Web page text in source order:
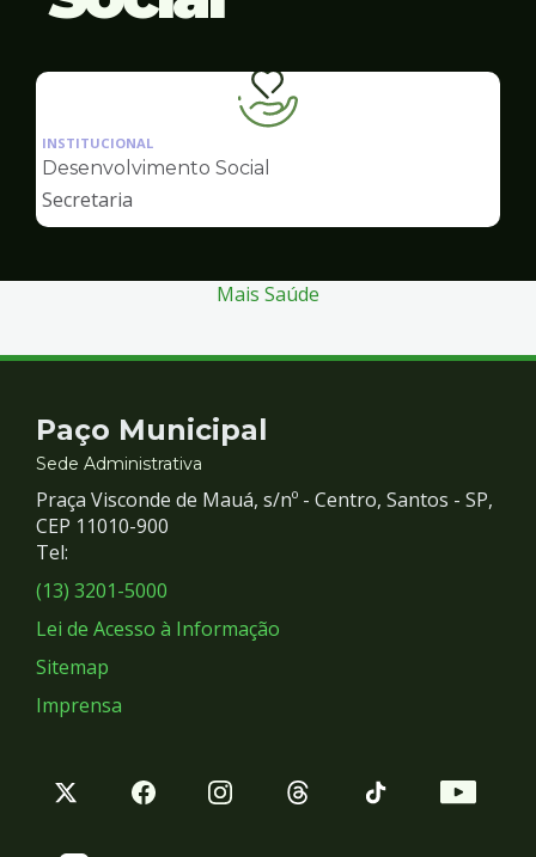
Ilustração
da
pagina
INSTITUCIONAL
Desenvolvimento Social
Secretaria
Mais Saúde
Contato
e
Redes
Sociais
Paço Municipal
Sede Administrativa
Praça Visconde de Mauá, s/nº - Centro, Santos - SP,
CEP 11010-900
Tel:
(13) 3201-5000
Lei de Acesso à Informação
Sitemap
Imprensa